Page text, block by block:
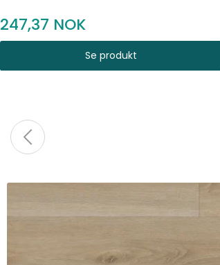
247,37
Se produkt